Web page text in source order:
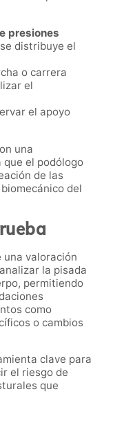
presiones
distribuye el
o carrera
el
el apoyo
una
que el podólogo
de las
del
una valoración
la pisada
permitiendo
como
o cambios
clave para
el riesgo de
que